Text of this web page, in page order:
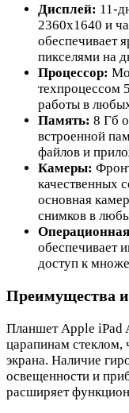
Дисплей: 11-
2360x1640 и
обеспечивает
пикселями на
Процессор:
техпроцессом
работы в
Память: 8 Гб
встроенной
файлов и
Камеры:
качественных
основная
снимков в
обеспечивает
доступ к
Преимущества и
Планшет Apple iPad
царапинам стеклом,
экрана. Наличие
освещенности и
расширяет